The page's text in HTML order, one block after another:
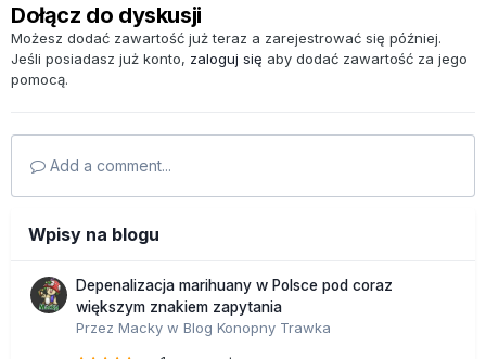
Dołącz do dyskusji
Możesz dodać zawartość już teraz a zarejestrować się później.
Jeśli posiadasz już konto, zaloguj się aby dodać zawartość za jego
pomocą.
Add a comment...
Wpisy na blogu
Depenalizacja marihuany w Polsce pod coraz
większym znakiem zapytania
Przez Macky w Blog Konopny Trawka